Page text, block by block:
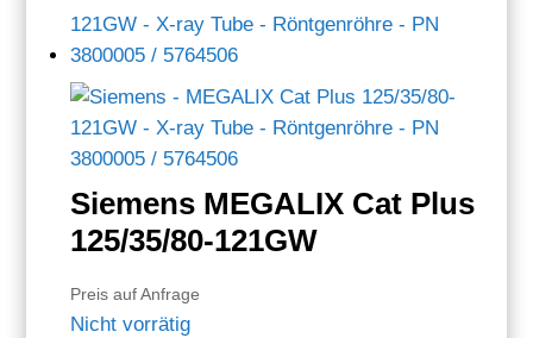
Siemens MEGALIX Cat Plus
125/35/80-121GW
Preis auf Anfrage
Nicht vorrätig